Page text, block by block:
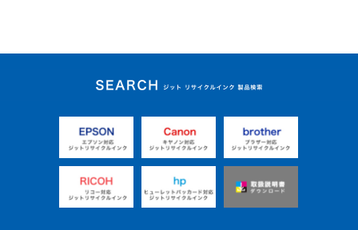
ジット リサイクルイ
ンク 製品検索